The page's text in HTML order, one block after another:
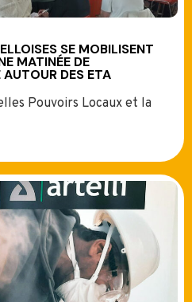
SE MOBILISENT
MATINÉE DE
AUTOUR DES ETA
Pouvoirs Locaux et la